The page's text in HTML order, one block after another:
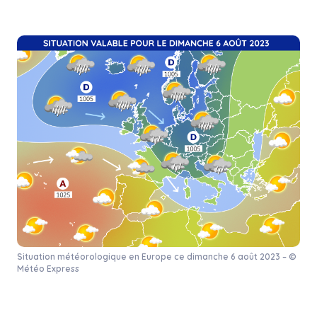
Situation météorologique en Europe ce dimanche 6 août 2023 – ©
Météo Express